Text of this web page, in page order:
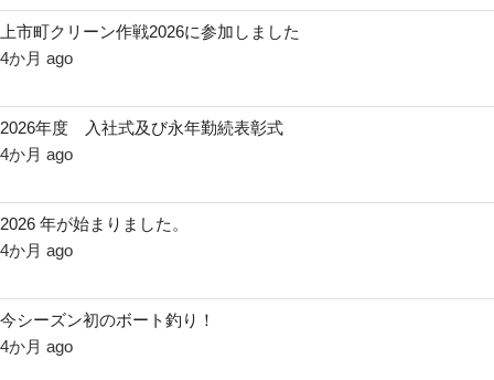
上市町クリーン作戦2026に参加しました
4か月 ago
2026年度 入社式及び永年勤続表彰式
4か月 ago
2026 年が始まりました。
4か月 ago
今シーズン初のボート釣り！
4か月 ago